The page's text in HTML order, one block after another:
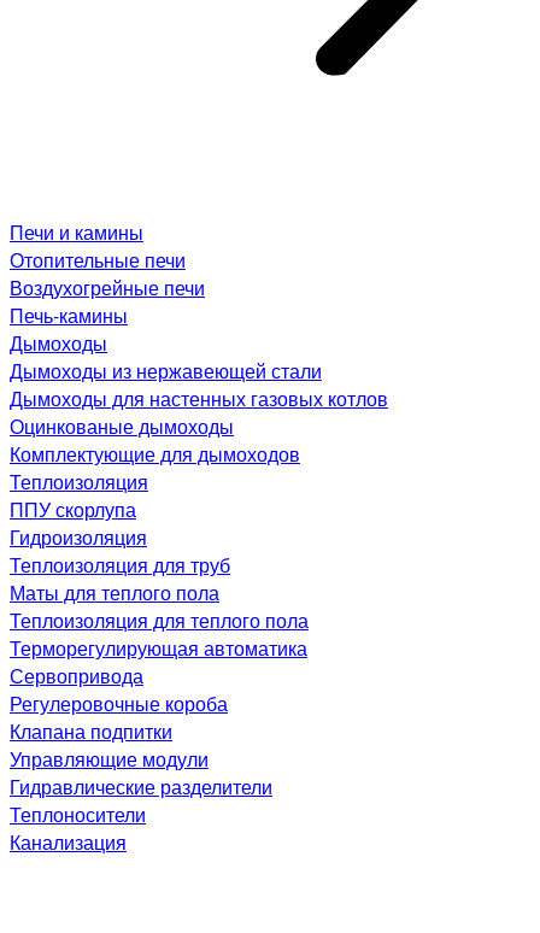
Печи и камины
Отопительные печи
Воздухогрейные печи
Печь-камины
Дымоходы
Дымоходы из нержавеющей стали
Дымоходы для настенных газовых котлов
Оцинкованые дымоходы
Комплектующие для дымоходов
Теплоизоляция
ППУ скорлупа
Гидроизоляция
Теплоизоляция для труб
Маты для теплого пола
Теплоизоляция для теплого пола
Терморегулирующая автоматика
Сервопривода
Регулеровочные короба
Клапана подпитки
Управляющие модули
Гидравлические разделители
Теплоносители
Канализация